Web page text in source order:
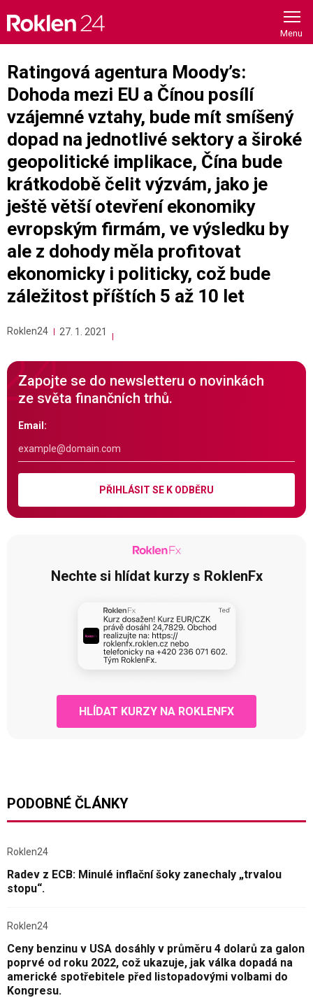
content
Ratingová agentura Moody’s:
Dohoda mezi EU a Čínou posílí
vzájemné vztahy, bude mít smíšený
dopad na jednotlivé sektory a široké
geopolitické implikace, Čína bude
krátkodobě čelit výzvám, jako je
ještě větší otevření ekonomiky
evropským firmám, ve výsledku by
ale z dohody měla profitovat
ekonomicky i politicky, což bude
záležitost příštích 5 až 10 let
Roklen24 27. 1. 2021
Zapojte se do newsletteru o novinkách
ze světa finančních trhů.
Email:
PŘIHLÁSIT SE K ODBĚRU
Nechte si hlídat kurzy s RoklenFx
HLÍDAT KURZY NA ROKLENFX
PODOBNÉ ČLÁNKY
Roklen24
Radev z ECB: Minulé inflační šoky zanechaly „trvalou
stopu“.
Roklen24
Ceny benzinu v USA dosáhly v průměru 4 dolarů za galon
poprvé od roku 2022, což ukazuje, jak válka dopadá na
americké spotřebitele před listopadovými volbami do
Kongresu.